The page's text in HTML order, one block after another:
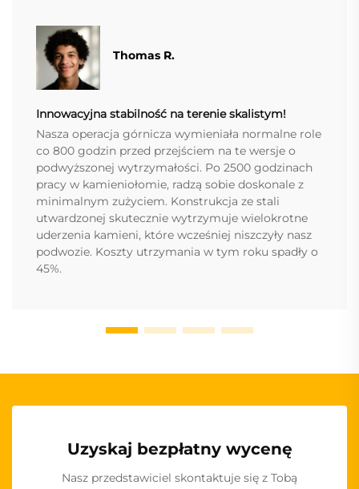
Thomas R.
Innowacyjna stabilność na terenie skalistym!
Nasza operacja górnicza wymieniała normalne role
co 800 godzin przed przejściem na te wersje o
podwyższonej wytrzymałości. Po 2500 godzinach
pracy w kamieniołomie, radzą sobie doskonale z
minimalnym zużyciem. Konstrukcja ze stali
utwardzonej skutecznie wytrzymuje wielokrotne
uderzenia kamieni, które wcześniej niszczyły nasz
podwozie. Koszty utrzymania w tym roku spadły o
45%.
Uzyskaj bezpłatny wycenę
Nasz przedstawiciel skontaktuje się z Tobą